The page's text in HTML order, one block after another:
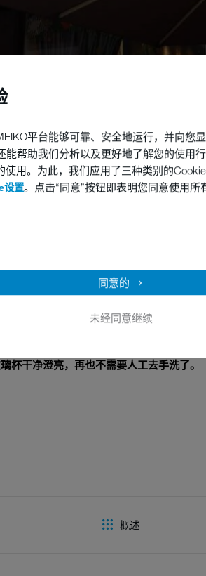
平台能够可靠、安全地运行，并向您
能帮助我们分析以及更好地了解您的使用
使用。为此，我们应用了三种类别的
设置。点击“同意”按钮即表明您同意使用
同意的
未经同意继续
，酒店食档之众，在国内首屈一指。要在
安全健康等缺一不可。
其地道的意大利手工披萨凭借其新鲜的
和卫生要求非常高。
房虽然非常小，但我们不会因此降低我们
凑但清洗效果出众的迈科UPster U500台
凑但清洗效果出众的迈科UPster U500台
杯干净澄亮，再也不需要人工去手洗了。
概述